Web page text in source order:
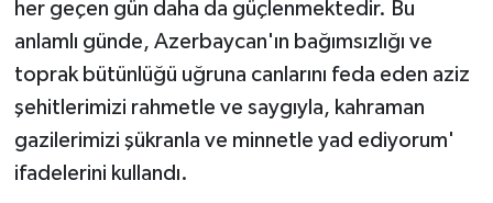
her geçen gün daha da güçlenmektedir. Bu
anlamlı günde, Azerbaycan'ın bağımsızlığı ve
toprak bütünlüğü uğruna canlarını feda eden aziz
şehitlerimizi rahmetle ve saygıyla, kahraman
gazilerimizi şükranla ve minnetle yad ediyorum'
ifadelerini kullandı.